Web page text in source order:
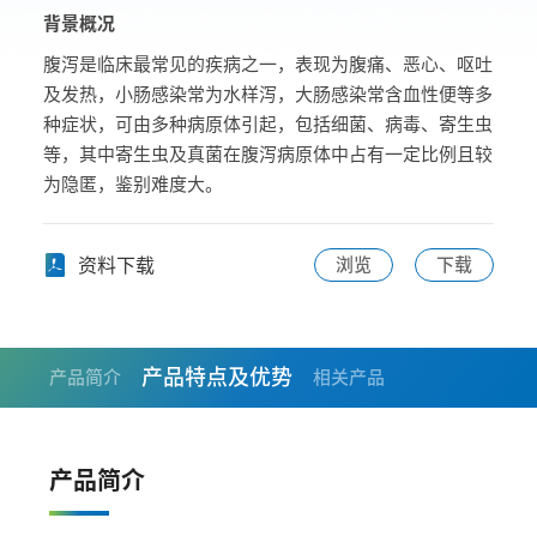
背景概况
腹泻是临床最常见的疾病之一，表现为腹痛、恶心、呕吐
及发热，小肠感染常为水样泻，大肠感染常含血性便等多
种症状，可由多种病原体引起，包括细菌、病毒、寄生虫
等，其中寄生虫及真菌在腹泻病原体中占有一定比例且较
为隐匿，鉴别难度大。
资料下载 浏览 下载
产品简介 产品特点及优势 相关产品
产品简介